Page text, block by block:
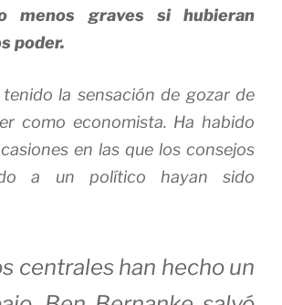
menos graves si hubieran
poder.
la sensación de gozar de
como economista. Ha habido
en las que los consejos
a un político hayan sido
centrales han hecho un